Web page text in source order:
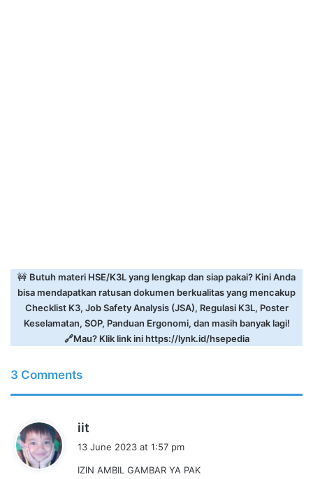
🚧 Butuh materi HSE/K3L yang lengkap dan siap pakai? Kini Anda
bisa mendapatkan ratusan dokumen berkualitas yang mencakup
Checklist K3, Job Safety Analysis (JSA), Regulasi K3L, Poster
Keselamatan, SOP, Panduan Ergonomi, dan masih banyak lagi!
🔗Mau? Klik link inihttps://lynk.id/hsepedia
3 Comments
iit
s
13 June 2023 at 1:57 pm
IZIN AMBIL GAMBAR YA PAK